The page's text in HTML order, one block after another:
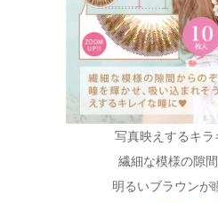
写真映えするキラ
繊細な模様の隙
明るいブラウンが